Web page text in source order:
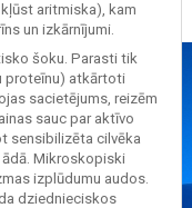
aritmiska), kam
un izkārnījumi.
šoku. Parasti tik
proteīnu) atkārtoti
sacietējums, reizēm
sauc par aktīvo
sensibilizēta cilvēka
ādā. Mikroskopiski
izplūdumu audos.
dziednieciskos